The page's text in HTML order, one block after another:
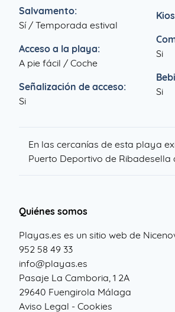
Salvamento:
Sí / Temporada estival
Acceso a la playa:
A pie fácil / Coche
Señalización de acceso:
Si
Si
Si
En las cercanías de esta playa
Puerto Deportivo de Ribadesella
Quiénes somos
Playas.es es un sitio web de
952 58 49 33
info@playas.es
Pasaje La Camboria, 1 2A
29640 Fuengirola Málaga
Aviso Legal - Cookies